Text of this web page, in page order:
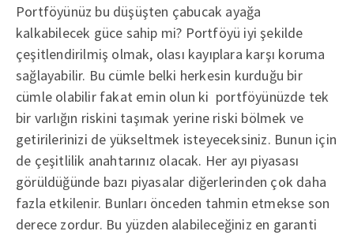
Portföyünüz bu düşüşten çabucak ayağa
kalkabilecek güce sahip mi? Portföyü iyi şekilde
çeşitlendirilmiş olmak, olası kayıplara karşı koruma
sağlayabilir. Bu cümle belki herkesin kurduğu bir
cümle olabilir fakat emin olun ki portföyünüzde tek
bir varlığın riskini taşımak yerine riski bölmek ve
getirilerinizi de yükseltmek isteyeceksiniz. Bunun için
de çeşitlilik anahtarınız olacak. Her ayı piyasası
görüldüğünde bazı piyasalar diğerlerinden çok daha
fazla etkilenir. Bunları önceden tahmin etmekse son
derece zordur. Bu yüzden alabileceğiniz en garanti